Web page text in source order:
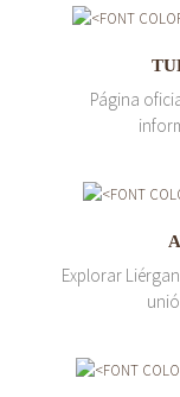
Página
Explorar